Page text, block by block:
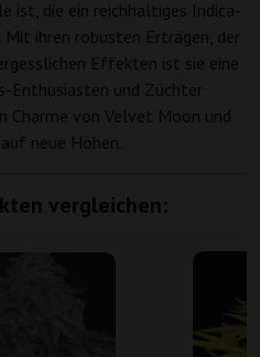
ist, die ein reichhaltiges Indica-
ihren robusten Erträgen, der
Effekten ist sie eine
Enthusiasten und Züchter
Charme von Velvet Moon und
neue Höhen.
vergleichen: